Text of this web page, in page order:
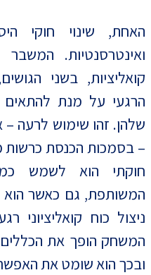
האחת, שינוי חוקי
ואינטרסנטיות.
קואליציות, בשני
הרגעי על מנת
שלהן. זהו שימוש לרעה
– בסמכות הכנסת כרשות
חוקתי הוא לשמש
המשותפת, גם כאשר הוא
ניצול כוח קואליציוני
המשחק הופך את
ובכך הוא שומט את